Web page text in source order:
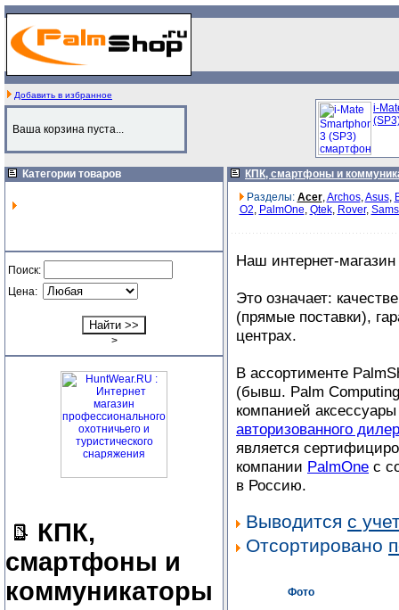
Добавить в избранное
Ваша корзина пуста...
Категории товаров
Поиск:
Цена:
>
КПК,
смартфоны и
коммуникаторы
i-
КПК, смартфоны и
Разделы: Acer,Archos,Asus,
O2, PalmOne, Qtek, Rover,
Наш интернет-
Это означает:
(прямые поставки),
центрах.
В ассортименте
(бывш. Palm
компанией
авторизованного
является
компании PalmOne с
в Россию.
Выводится с
Отсортировано
Фото